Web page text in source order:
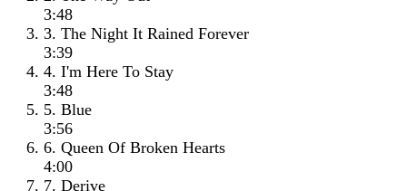
3:48
3. The Night It Rained Forever
3:39
4. I'm Here To Stay
3:48
5. Blue
3:56
6. Queen Of Broken Hearts
4:00
7. Derive